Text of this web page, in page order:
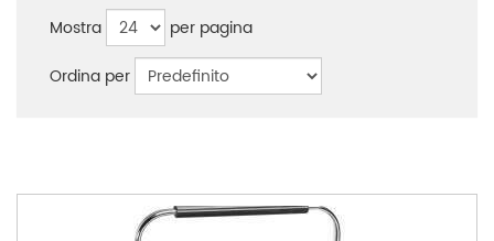
Mostra
per pagina
Ordina per